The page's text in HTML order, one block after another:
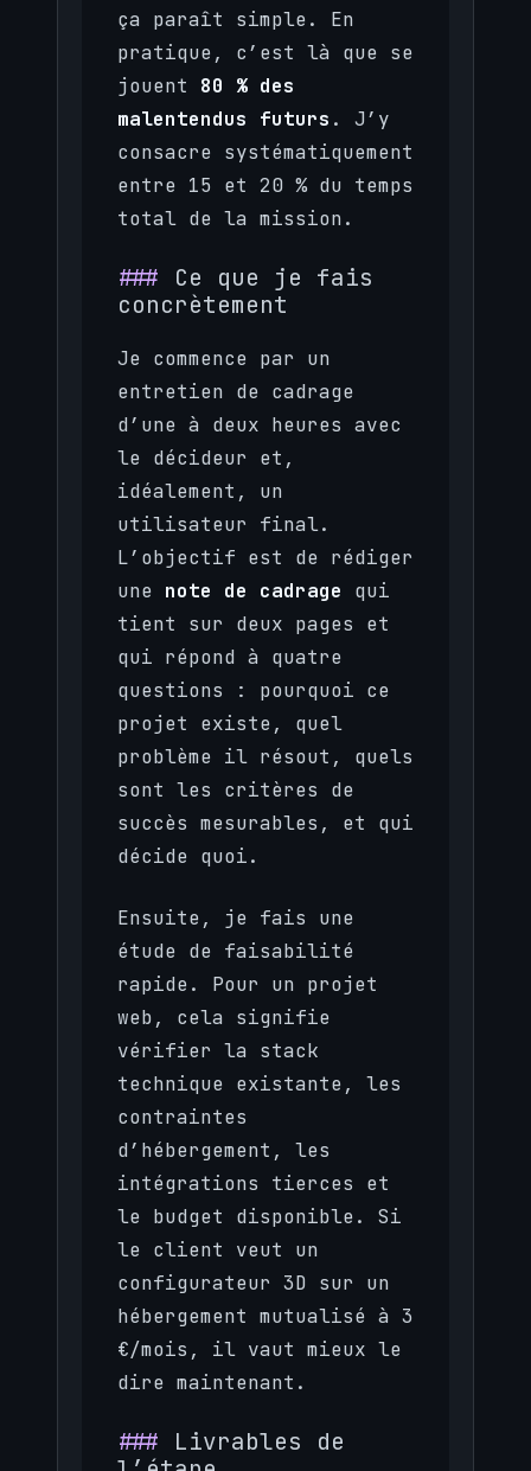
ça paraît simple. En
pratique, c’est là que se
jouent 80 % des
malentendus futurs . J’y
consacre systématiquement
entre 15 et 20 % du temps
total de la mission.
Ce que je fais
concrètement
Je commence par un
entretien de cadrage
d’une à deux heures avec
le décideur et,
idéalement, un
utilisateur final.
L’objectif est de rédiger
une note de cadrage qui
tient sur deux pages et
qui répond à quatre
questions : pourquoi ce
projet existe, quel
problème il résout, quels
sont les critères de
succès mesurables, et qui
décide quoi.
Ensuite, je fais une
étude de faisabilité
rapide. Pour un projet
web, cela signifie
vérifier la stack
technique existante, les
contraintes
d’hébergement, les
intégrations tierces et
le budget disponible. Si
le client veut un
configurateur 3D sur un
hébergement mutualisé à 3
€/mois, il vaut mieux le
dire maintenant.
Livrables de